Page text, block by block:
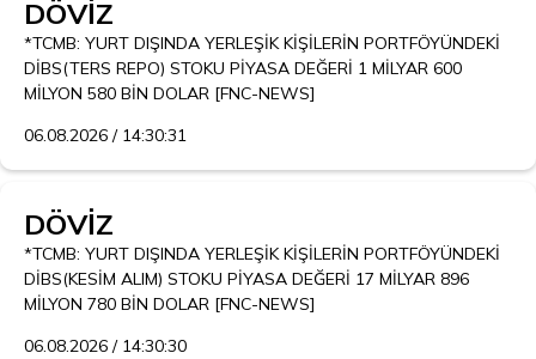
DÖVİZ
*TCMB: YURT DIŞINDA YERLEŞİK KİŞİLERİN PORTFÖYÜNDEKİ
DİBS(TERS REPO) STOKU PİYASA DEĞERİ 1 MİLYAR 600
MİLYON 580 BİN DOLAR [FNC-NEWS]
06.08.2026 / 14:30:31
DÖVİZ
*TCMB: YURT DIŞINDA YERLEŞİK KİŞİLERİN PORTFÖYÜNDEKİ
DİBS(KESİM ALIM) STOKU PİYASA DEĞERİ 17 MİLYAR 896
MİLYON 780 BİN DOLAR [FNC-NEWS]
06.08.2026 / 14:30:30